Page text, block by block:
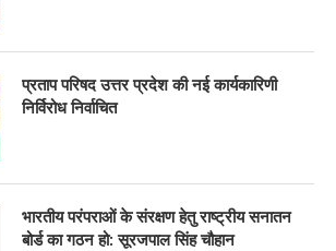
प्रताप परिषद उत्तर प्रदेश की नई कार्यकारिणी
निर्विरोध निर्वाचित
भारतीय परंपराओं के संरक्षण हेतु राष्ट्रीय सनातन
बोर्ड का गठन हो: सूरजपाल सिंह चौहान